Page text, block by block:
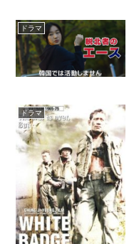
ドラマ
ドラマ